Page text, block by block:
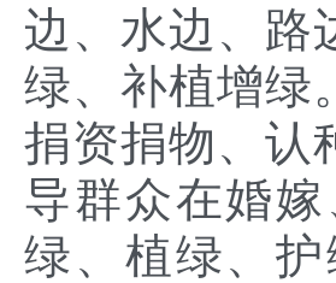
边、水边、路
绿、补植增绿
捐资捐物、认
导群众在婚
绿、植绿、